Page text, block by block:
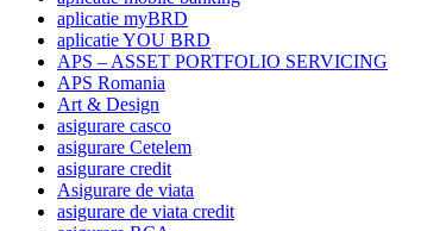
aplicatie myBRD
aplicatie YOU BRD
APS – ASSET PORTFOLIO SERVICING
APS Romania
Art & Design
asigurare casco
asigurare Cetelem
asigurare credit
Asigurare de viata
asigurare de viata credit